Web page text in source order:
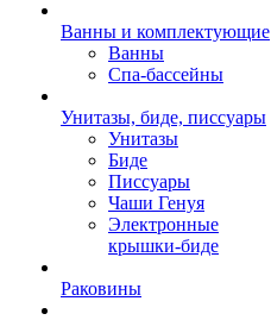
Ванны и комплектующие
Ванны
Спа-бассейны
Унитазы, биде, писсуары
Унитазы
Биде
Писсуары
Чаши Генуя
Электронные
крышки-биде
Раковины